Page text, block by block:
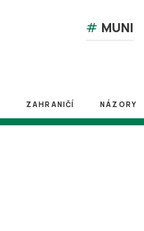
# MUNI
ZAHRANIČÍ NÁZORY